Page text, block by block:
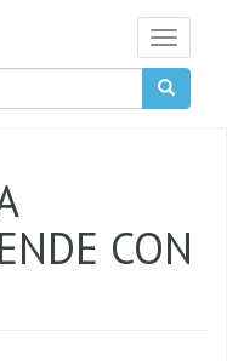
Toggle
CON